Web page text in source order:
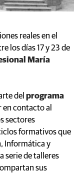
reales en el
los días 17 y 23 de
María
del programa
en contacto al
sectores
formativos que
Informática y
serie de talleres
sus